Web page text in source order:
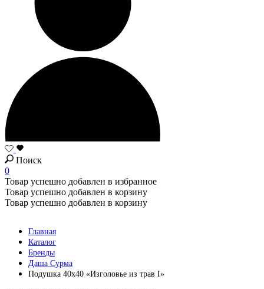
Поиск
0
Товар успешно добавлен в избранное
Товар успешно добавлен в корзину
Товар успешно добавлен в корзину
Главная
Каталог
Бренды
Даша Сурма
Подушка 40x40 «Изголовье из трав I»